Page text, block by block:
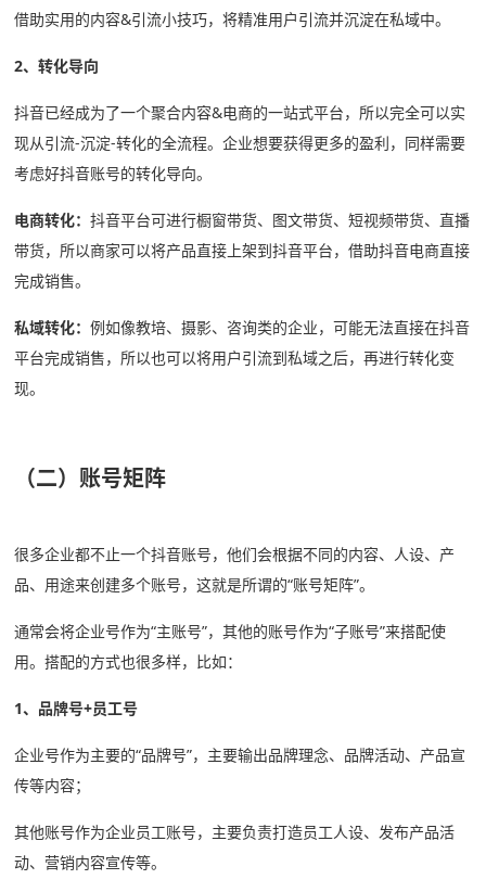
借助实用的内容&引流小技巧，将精准用户引流并沉淀在私域中。
2、转化导向
抖音已经成为了一个聚合内容&电商的一站式平台，所以完全可以实
现从引流-沉淀-转化的全流程。企业想要获得更多的盈利，同样需要
考虑好抖音账号的转化导向。
电商转化：抖音平台可进行橱窗带货、图文带货、短视频带货、直播
带货，所以商家可以将产品直接上架到抖音平台，借助抖音电商直接
完成销售。
私域转化：例如像教培、摄影、咨询类的企业，可能无法直接在抖音
平台完成销售，所以也可以将用户引流到私域之后，再进行转化变
现。
（二）账号矩阵
很多企业都不止一个抖音账号，他们会根据不同的内容、人设、产
品、用途来创建多个账号，这就是所谓的“账号矩阵”。
通常会将企业号作为“主账号”，其他的账号作为“子账号”来搭配使
用。搭配的方式也很多样，比如：
1、品牌号+员工号
企业号作为主要的“品牌号”，主要输出品牌理念、品牌活动、产品宣
传等内容；
其他账号作为企业员工账号，主要负责打造员工人设、发布产品活
动、营销内容宣传等。